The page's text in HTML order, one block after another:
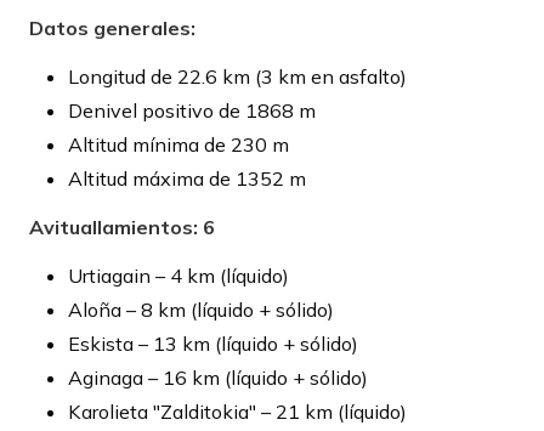
Datos generales:
Longitud de 22.6 km (3 km en asfalto)
Denivel positivo de 1868 m
Altitud mínima de 230 m
Altitud máxima de 1352 m
Avituallamientos: 6
Urtiagain – 4 km (líquido)
Aloña – 8 km (líquido + sólido)
Eskista – 13 km (líquido + sólido)
Aginaga – 16 km (líquido + sólido)
Karolieta "Zalditokia" – 21 km (líquido)